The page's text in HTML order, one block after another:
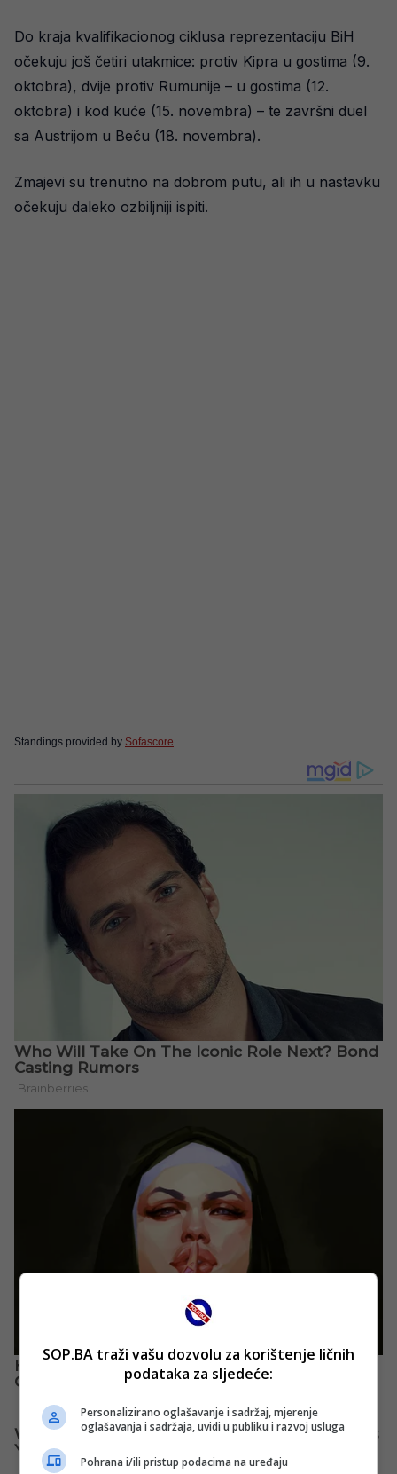
Do kraja kvalifikacionog ciklusa reprezentaciju BiH
očekuju još četiri utakmice: protiv Kipra u gostima (9.
oktobra), dvije protiv Rumunije – u gostima (12.
oktobra) i kod kuće (15. novembra) – te završni duel
sa Austrijom u Beču (18. novembra).
Zmajevi su trenutno na dobrom putu, ali ih u nastavku
očekuju daleko ozbiljniji ispiti.
Standings provided by Sofascore
SOP.BA traži vašu dozvolu za korištenje ličnih
podataka za sljedeće:
Personalizirano oglašavanje i sadržaj, mjerenje
oglašavanja i sadržaja, uvidi u publiku i razvoj usluga
Pohrana i/ili pristup podacima na uređaju